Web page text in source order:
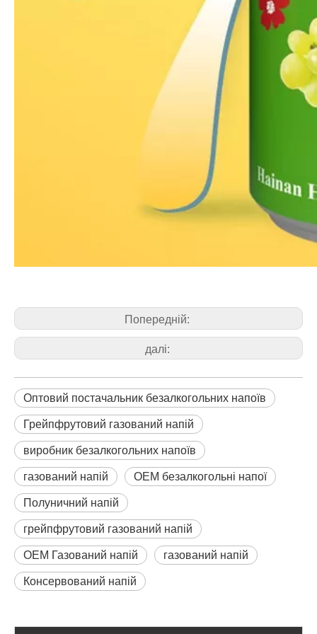
Попередній:
далі:
Оптовий постачальник безалкогольних напоїв
Грейпфрутовий газований напій
виробник безалкогольних напоїв
газований напій OEM безалкогольні напої
Полуничний напій
грейпфрутовий газований напій
OEM Газований напій газований напій
Консервований напій